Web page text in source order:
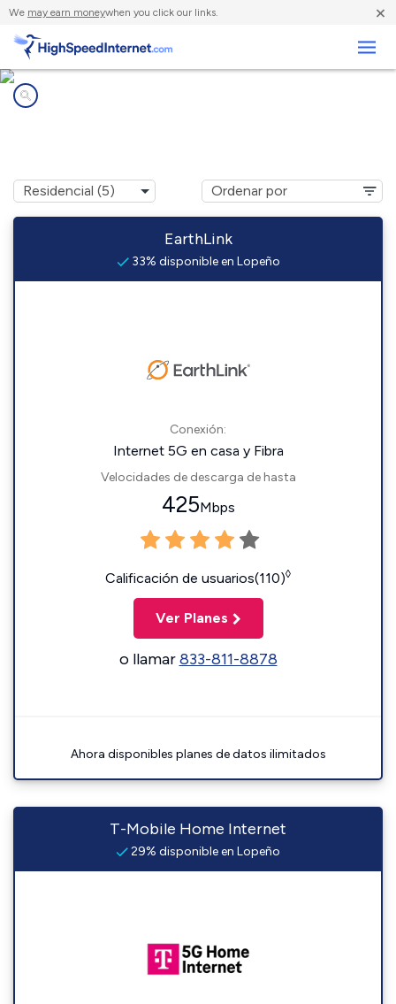
We may earn moneywhen you click our links. ×
EarthLink
33% disponible en Lopeño
Conexión:
Internet 5G en casa y Fibra
Velocidades de descarga de hasta
425Mbps
Calificación de usuarios(110)◊
Ver Planes
o llamar833-811-8878
Ahora disponibles planes de datos ilimitados
T-Mobile Home Internet
29% disponible en Lopeño